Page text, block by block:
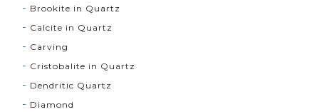
Brookite in Quartz
Calcite in Quartz
Carving
Cristobalite in Quartz
Dendritic Quartz
Diamond